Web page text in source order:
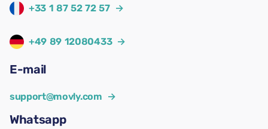
+33 1 87 52 72 57 →
+49 89 12080433 →
E-mail
support@movly.com →
Whatsapp